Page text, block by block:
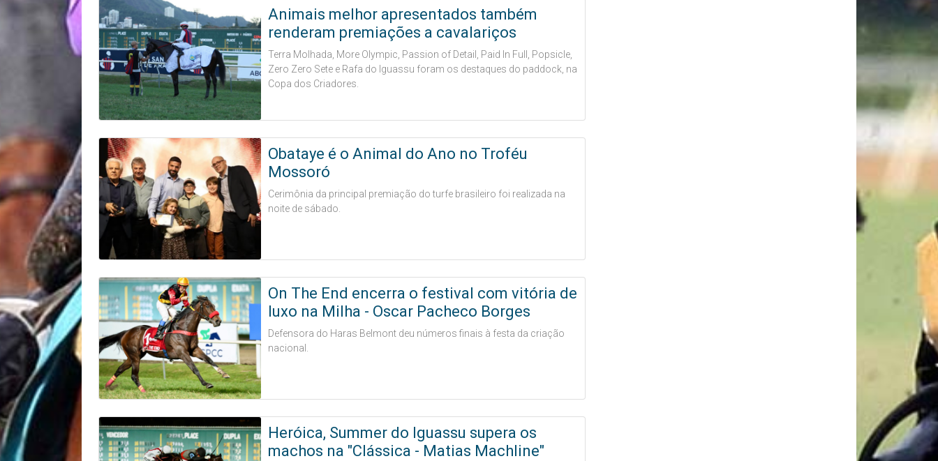
Animais melhor apresentados também
renderam premiações a cavalariços
Terra Molhada, More Olympic, Passion of Detail, Paid In Full, Popsicle,
Zero Zero Sete e Rafa do Iguassu foram os destaques do paddock, na
Copa dos Criadores.
Obataye é o Animal do Ano no Troféu
Mossoró
Cerimônia da principal premiação do turfe brasileiro foi realizada na
noite de sábado.
On The End encerra o festival com vitória de
luxo na Milha - Oscar Pacheco Borges
Defensora do Haras Belmont deu números finais à festa da criação
nacional.
Heróica, Summer do Iguassu supera os
machos na "Clássica - Matias Machline"